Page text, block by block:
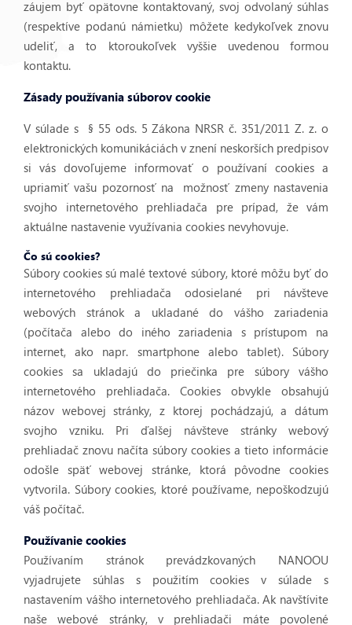
záujem byť opätovne kontaktovaný, svoj odvolaný súhlas
(respektíve podanú námietku) môžete kedykoľvek znovu
udeliť, a to ktoroukoľvek vyššie uvedenou formou
kontaktu.
Zásady používania súborov cookie
V súlade s § 55 ods. 5 Zákona NRSR č. 351/2011 Z. z. o
elektronických komunikáciách v znení neskorších predpisov
si vás dovoľujeme informovať o používaní cookies a
upriamiť vašu pozornosť na možnosť zmeny nastavenia
svojho internetového prehliadača pre prípad, že vám
aktuálne nastavenie využívania cookies nevyhovuje.
Čo sú cookies?
Súbory cookies sú malé textové súbory, ktoré môžu byť do
internetového prehliadača odosielané pri návšteve
webových stránok a ukladané do vášho zariadenia
(počítača alebo do iného zariadenia s prístupom na
internet, ako napr. smartphone alebo tablet). Súbory
cookies sa ukladajú do priečinka pre súbory vášho
internetového prehliadača. Cookies obvykle obsahujú
názov webovej stránky, z ktorej pochádzajú, a dátum
svojho vzniku. Pri ďalšej návšteve stránky webový
prehliadač znovu načíta súbory cookies a tieto informácie
odošle späť webovej stránke, ktorá pôvodne cookies
vytvorila. Súbory cookies, ktoré používame, nepoškodzujú
váš počítač.
Používanie cookies
Používaním stránok prevádzkovaných NANOOU
vyjadrujete súhlas s použitím cookies v súlade s
nastavením vášho internetového prehliadača. Ak navštívite
naše webové stránky, v prehliadači máte povolené